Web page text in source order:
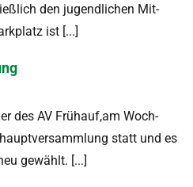
den jugendlichen Mit­
ist [...]
des AV Frühauf,am Woch­
statt und es
gewählt. [...]